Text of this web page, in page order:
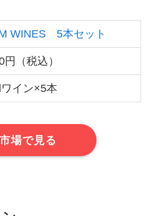
WINES 5本セット
円（税込）
イン×5本
場で見る